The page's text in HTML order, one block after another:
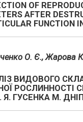
OF
AFTER
FUNCTION
О. Є., Жарова
ВИДОВОГО
РОСЛИННОСТІ
Я. ГУСЕНКА М.